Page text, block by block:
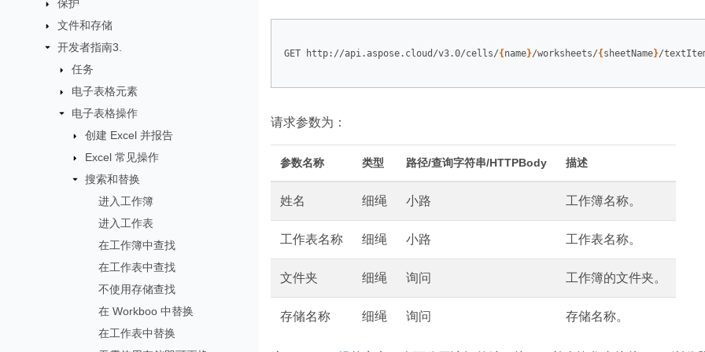
保护
文件和存储
开发者指南3.
任务
电子表格元素
电子表格操作
创建 Excel 并报告
Excel 常见操作
搜索和替换
进入工作簿
进入工作表
在工作簿中查找
在工作表中查找
不使用存储查找
在 Workboo 中替换
在工作表中替换
GET http://api.aspose.cloud/v3.0/cells/{ name}/worksheets/{ sheetName}/
请求参数为：
参数名称 类型 路径/查询字符串/HTTPBody 描述
姓名 细绳 小路 工作簿名称。
工作表名称 细绳 小路 工作表名称。
文件夹 细绳 询问 工作簿的文件夹。
存储名称 细绳 询问 存储名称。